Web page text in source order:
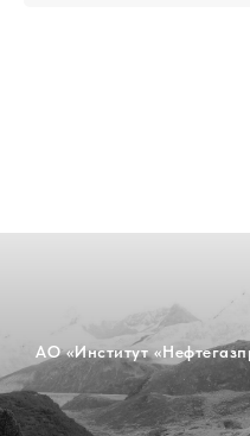
АО «Институт